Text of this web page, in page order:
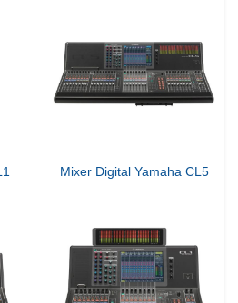
Mixer Digital Yamaha CL5